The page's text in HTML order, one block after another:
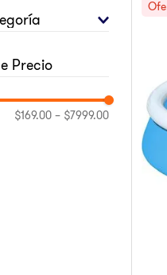
$169.00 – $7999.00